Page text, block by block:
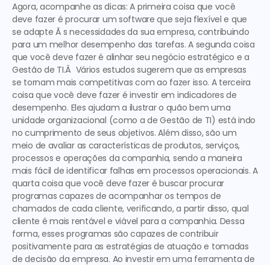
Agora, acompanhe as dicas: A primeira coisa que você
deve fazer é procurar um software que seja flexível e que
se adapte Ã s necessidades da sua empresa, contribuindo
para um melhor desempenho das tarefas. A segunda coisa
Gestão de TI.Â  Vários estudos sugerem que as empresas
se tornam mais competitivas com ao fazer isso.
coisa que você deve fazer é investir em indicadores de
desempenho. Eles ajudam a ilustrar o quão bem uma
unidade organizacional (como a de Gestão de TI) está indo
no cumprimento de seus objetivos. Além disso, são um
meio de avaliar as características de produtos, serviços,
processos e operações da companhia, sendo a maneira
mais fácil de identificar falhas em processos operacionais. A
quarta coisa que você deve fazer é buscar procurar
programas capazes de acompanhar os tempos de
chamados de cada cliente, verificando, a partir disso, qual
cliente é mais rentável e viável para a companhia. Dessa
forma, esses programas são capazes de contribuir
positivamente para as estratégias de atuação e tomadas